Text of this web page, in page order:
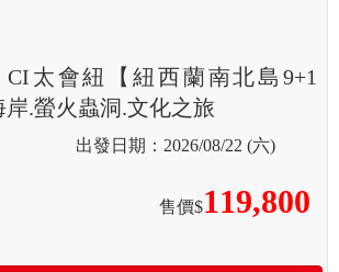
CI太會紐【紐西蘭南北島9+1
.螢火蟲洞.文化之旅
2026/08/22 (六)
售價$119,800